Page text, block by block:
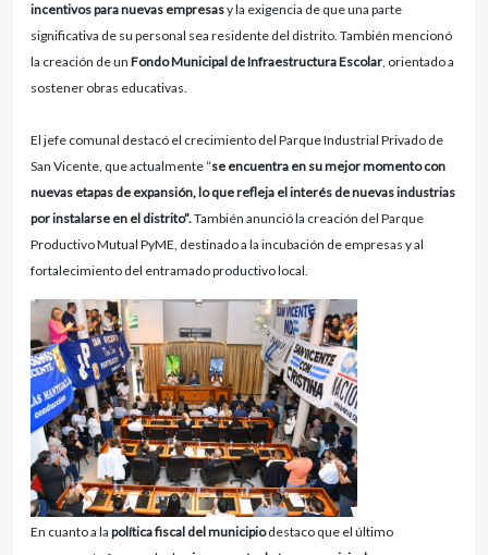
incentivos para nuevas empresasy la exigencia de que una parte
significativa de su personal sea residente del distrito. También mencionó
la creación de un Fondo Municipal de Infraestructura Escolar, orientado a
sostener obras educativas.
El jefe comunal destacó el crecimiento del Parque Industrial Privado de
San Vicente, que actualmente “se encuentra en su mejor momento con
nuevas etapas de expansión, lo que refleja el interés de nuevas industrias
por instalarse en el distrito”.También anunció la creación del Parque
Productivo Mutual PyME, destinado a la incubación de empresas y al
fortalecimiento del entramado productivo local.
En cuanto a la política fiscal del municipiodestaco que el último